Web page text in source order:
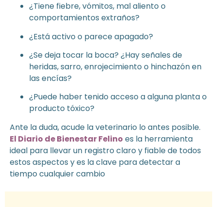
¿Tiene fiebre, vómitos, mal aliento o
comportamientos extraños?
¿Está activo o parece apagado?
¿Se deja tocar la boca? ¿Hay señales de
heridas, sarro, enrojecimiento o hinchazón en
las encías?
¿Puede haber tenido acceso a alguna planta o
producto tóxico?
Ante la duda, acude la veterinario lo antes posible.
El Diario de Bienestar Felino es la herramienta
ideal para llevar un registro claro y fiable de todos
estos aspectos y es la clave para detectar a
tiempo cualquier cambio